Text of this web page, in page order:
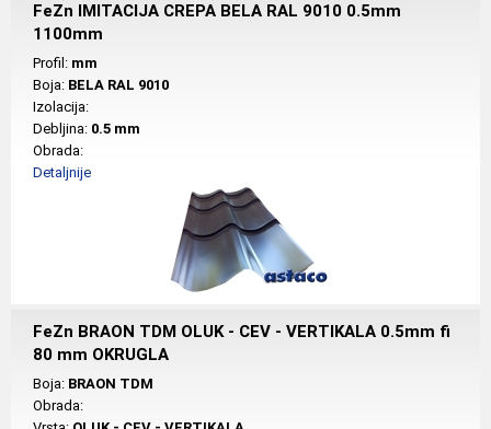
FeZn IMITACIJA CREPA BELA RAL 9010 0.5mm
1100mm
Profil: mm
Boja: BELA RAL 9010
Izolacija:
Debljina: 0.5 mm
Obrada:
Detaljnije
FeZn BRAON TDM OLUK - CEV - VERTIKALA 0.5mm fi
80 mm OKRUGLA
Boja: BRAON TDM
Obrada: